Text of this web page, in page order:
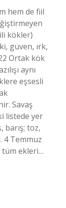
hem de fiil
kökler)
güven, ırk,
Ortak kök
aynı
eşsesli
Savaş
listede yer
barış; toz,
4 Temmuz
tüm ekleri…